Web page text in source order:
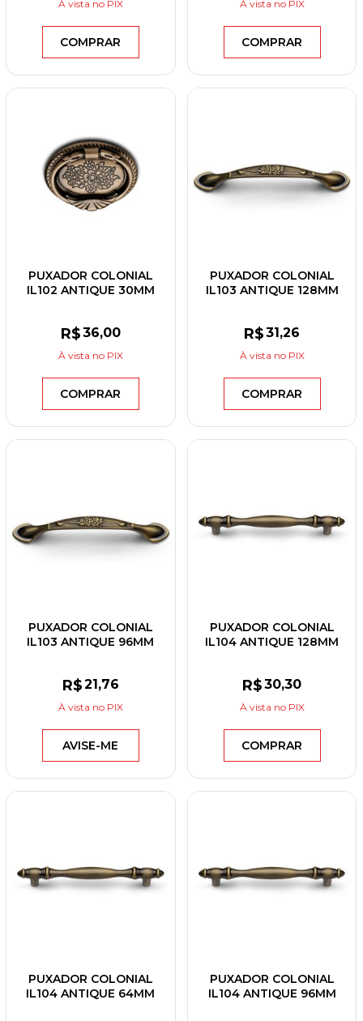
À vista no PIX
COMPRAR
À vista no PIX
COMPRAR
PUXADOR COLONIAL
IL102 ANTIQUE 30MM
R$36,00
À vista no PIX
COMPRAR
PUXADOR COLONIAL
IL103 ANTIQUE 128MM
R$31,26
À vista no PIX
COMPRAR
PUXADOR COLONIAL
IL103 ANTIQUE 96MM
R$21,76
À vista no PIX
AVISE-ME
PUXADOR COLONIAL
IL104 ANTIQUE 128MM
R$30,30
À vista no PIX
COMPRAR
PUXADOR COLONIAL
IL104 ANTIQUE 64MM
PUXADOR COLONIAL
IL104 ANTIQUE 96MM